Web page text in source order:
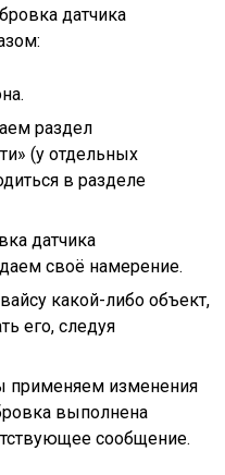
датчика
раздел
(у отдельных
в разделе
датчика
своё намерение.
какой-либо объект,
его, следуя
применяем изменения
выполнена
сообщение.